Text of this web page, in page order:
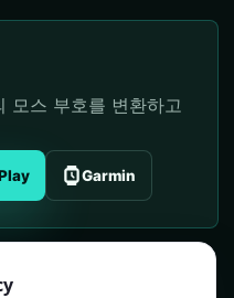
모스 부호를 변환하고
Garmin